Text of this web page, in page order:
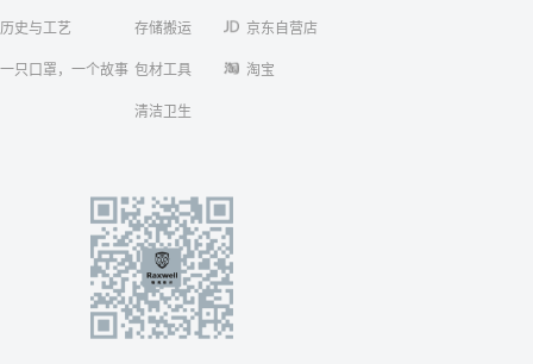
历史与工艺
一只口罩，一个故事
存储搬运
包材工具
清洁卫生
京东自营店
淘宝